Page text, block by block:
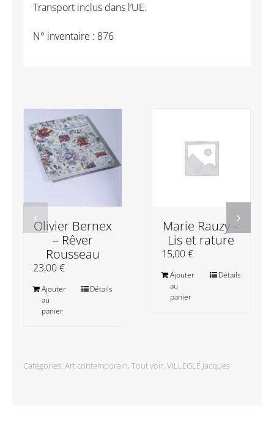
Transport inclus dans l’UE.
N° inventaire : 876
Olivier Bernex
– Rêver
Rousseau
23,00€
Ajouter
au
panier
Détails
Marie Rauzy –
Lis et rature
15,00€
Ajouter
au
panier
Détails
Categories: Art contemporain, Tout voir, VILLEGLÉ Jacques